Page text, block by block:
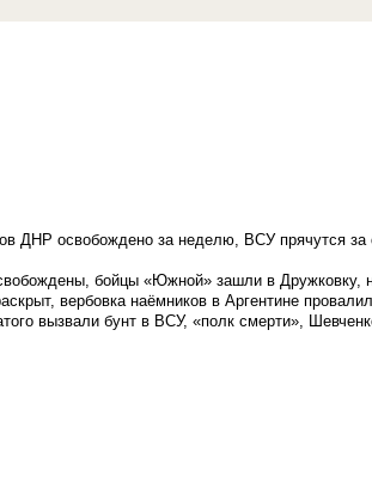
ДНР освобождено за неделю, ВСУ прячутся за
бойцы «Южной» зашли в Дружковку,
вербовка наёмников в Аргентине
вызвали бунт в ВСУ, «полк смерти»,